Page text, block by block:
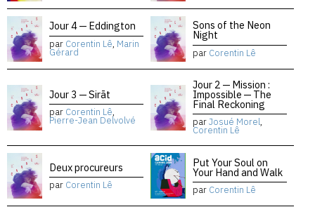
Jour 4 — Eddington
par Corentin Lê, Marin
Gérard
Sons of the Neon
Night
par Corentin Lê
Jour 3 — Sirāt
par Corentin Lê,
Pierre-Jean Delvolvé
Jour 2 — Mission :
Impossible — The
Final Reckoning
parJosué Morel,
Corentin Lê
Deux procureurs
par Corentin Lê
Put Your Soul on
Your Hand and Walk
par Corentin Lê